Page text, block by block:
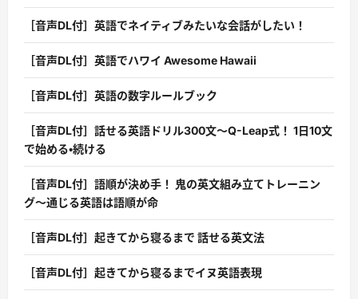
［音声DL付］英語でネイティブみたいな会話がしたい！
［音声DL付］英語でハワイ Awesome Hawaii
［音声DL付］英語の数字ルールブック
［音声DL付］話せる英語ドリル300文〜Q-Leap式！ 1日10文
で始める・続ける
［音声DL付］語順が決め手！ 鬼の英文組み立てトレーニン
グ〜通じる英語は語順が命
［音声DL付］起きてから寝るまで 話せる英文法
［音声DL付］起きてから寝るまでイヌ英語表現